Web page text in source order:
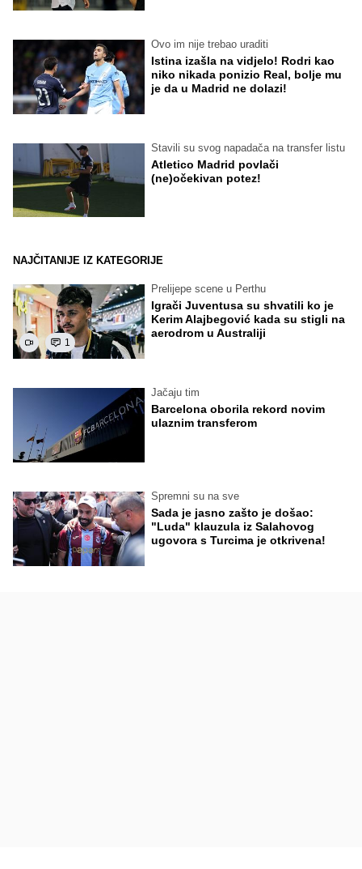
Ovo im nije trebao uraditi
Istina izašla na vidjelo! Rodri kao
niko nikada ponizio Real, bolje mu
je da u Madrid ne dolazi!
Stavili su svog napadača na transfer listu
Atletico Madrid povlači
(ne)očekivan potez!
NAJČITANIJE IZ KATEGORIJE
1
Prelijepe scene u Perthu
Igrači Juventusa su shvatili ko je
Kerim Alajbegović kada su stigli na
aerodrom u Australiji
Jačaju tim
Barcelona oborila rekord novim
ulaznim transferom
Spremni su na sve
Sada je jasno zašto je došao:
"Luda" klauzula iz Salahovog
ugovora s Turcima je otkrivena!